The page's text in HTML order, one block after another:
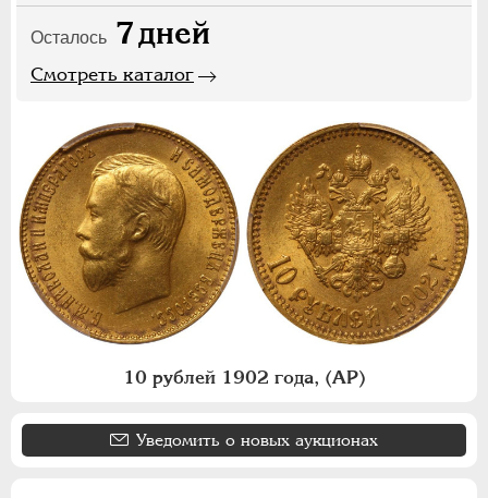
Осталось 7дней
Смотреть каталог
10 рублей 1902 года, (АР)
Уведомить о новых аукционах